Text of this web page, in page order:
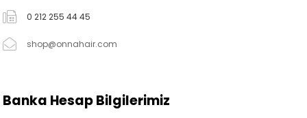
0 212 255 44 45
shop@onnahair.com
Banka Hesap Bilgilerimiz